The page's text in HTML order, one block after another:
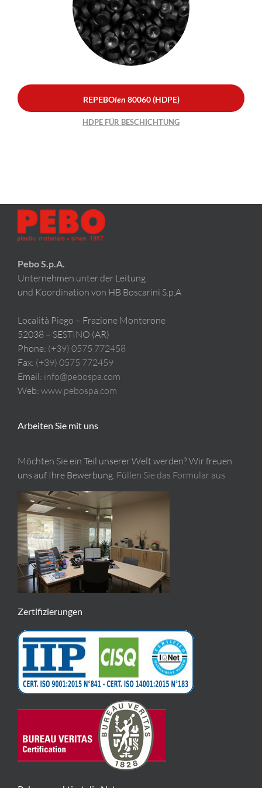
Werden Sie Lieferant
Nachhaltigkeit
REPEBO len80060
(HDPE)
HDPE FÜR BESCHICHTUNG
REPEBOlen 80060 (HDPE)
HDPE FÜR BESCHICHTUNG
Pebo S.p.A.
Unternehmen unter der Leitung
und Koordination von HB Boscarini S.p.A
Località Piego – Frazione Monterone
52038 – SESTINO (AR)
Phone: (+39) 0575 772458
Fax: (+39) 0575 772459
Email: info@pebospa.com
Web: www.pebospa.com
Arbeiten Sie mit uns
Möchten Sie ein Teil unserer Welt werden? Wir freuen
uns auf Ihre Bewerbung. Füllen Sie das Formular aus
Zertifizierungen